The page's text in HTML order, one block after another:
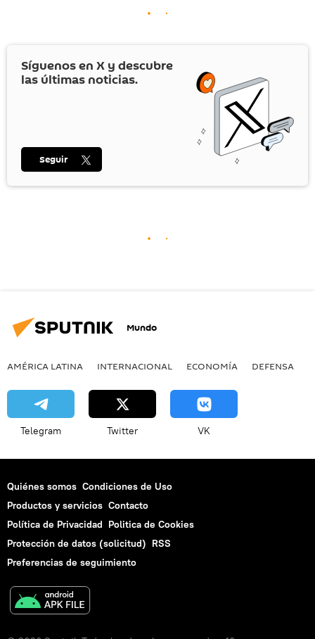
Síguenos en X y descubre
las últimas noticias.
Seguir
Mundo
AMÉRICA LATINA INTERNACIONAL ECONOMÍA DEFENSA
Telegram Twitter VK
Quiénes somos Condiciones de Uso
Productos y servicios Contacto
Política de Privacidad Politica de Cookies
Protección de datos (solicitud) RSS
Preferencias de seguimiento